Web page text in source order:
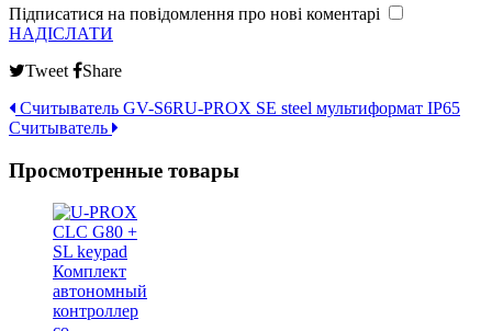
Підписатися на повідомлення про нові коментарі
НАДІСЛАТИ
Tweet
Share
Считыватель GV-S6RU-PROX SE steel мультиформат IP65
Считыватель
Просмотренные товары